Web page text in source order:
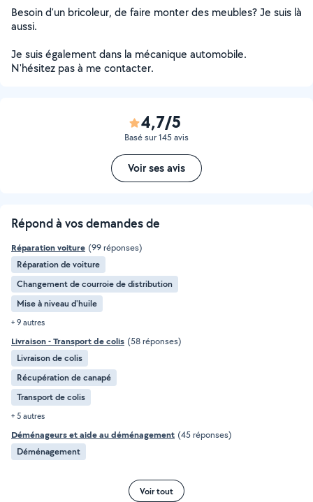
Besoin d'un bricoleur, de faire monter des meubles? Je suis là
aussi.
Je suis également dans la mécanique automobile.
N'hésitez pas à me contacter.
4,7/5
Basé sur 145 avis
Voir ses avis
Répond à vos demandes de
Réparation voiture (99 réponses)
Réparation de voiture
Changement de courroie de distribution
Mise à niveau d'huile
+ 9 autres
Livraison - Transport de colis (58 réponses)
Livraison de colis
Récupération de canapé
Transport de colis
+ 5 autres
Déménageurs et aide au déménagement (45 réponses)
Déménagement
Voir tout